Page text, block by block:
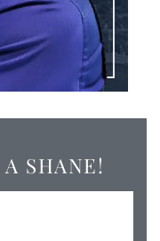
SHANE!